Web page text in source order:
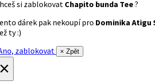
si zablokovat Chapito bunda Tee?
dárek pak nekoupí pro Dominika Atigu
ty :)
zablokovat
× Zpět